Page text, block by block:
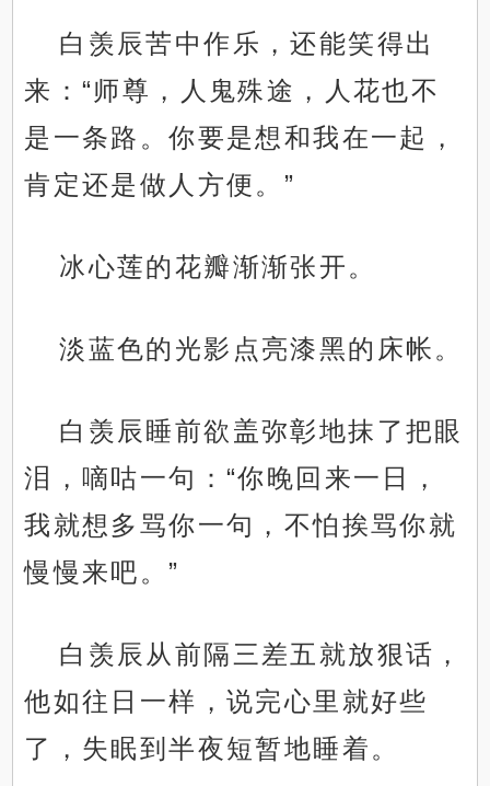
白羡辰苦中作乐，还能笑得出
来：“师尊，人鬼殊途，人花也不
是一条路。你要是想和我在一起，
肯定还是做人方便。”
冰心莲的花瓣渐渐张开。
淡蓝色的光影点亮漆黑的床帐。
白羡辰睡前欲盖弥彰地抹了把眼
泪，嘀咕一句：“你晚回来一日，
我就想多骂你一句，不怕挨骂你就
慢慢来吧。”
白羡辰从前隔三差五就放狠话，
他如往日一样，说完心里就好些
了，失眠到半夜短暂地睡着。